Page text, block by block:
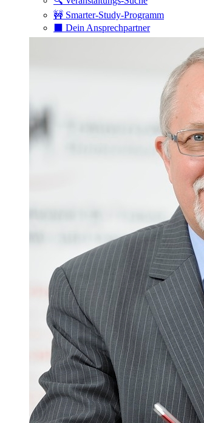
🚧 Smarter-Study-Programm
⬛️ Dein Ansprechpartner